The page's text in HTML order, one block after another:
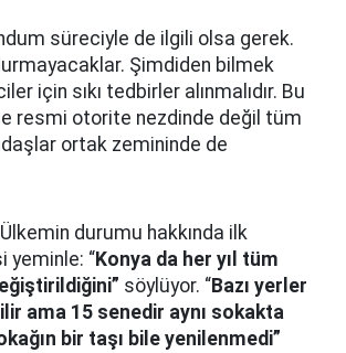
süreciyle de ilgili olsa gerek.
Şimdiden bilmek
için sıkı tedbirler alınmalıdır. Bu
resmi otorite nezdinde değil tüm
ortak zemininde de
durumu hakkında ilk
yeminle: “Konya da her yıl tüm
söylüyor. “Bazı yerler
ama 15 senedir aynı sokakta
bir taşı bile yenilenmedi”